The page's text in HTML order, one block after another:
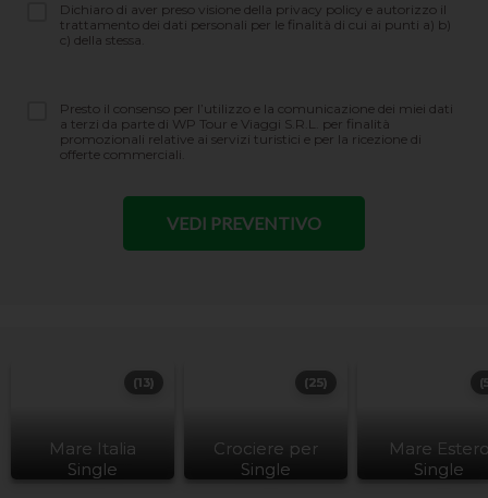
Dichiaro di aver preso visione della privacy policy e autorizzo il
trattamento dei dati personali per le finalità di cui ai punti a) b)
c) della stessa.
Presto il consenso per l’utilizzo e la comunicazione dei miei dati
a terzi da parte di WP Tour e Viaggi S.R.L. per finalità
promozionali relative ai servizi turistici e per la ricezione di
offerte commerciali.
Mare Italia
Single
(13)
Crociere per
Single
(25)
Mare
Single